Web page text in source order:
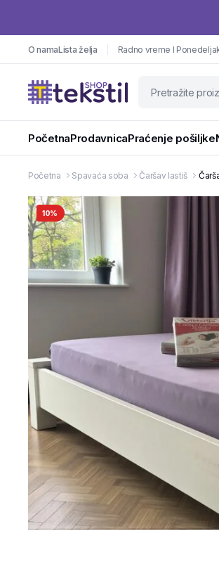
O namaLista želja Radno vreme I
PočetnaProdavnicaPraćenje pošiljke
Početna Spavaća soba Čaršav lastiš
10%